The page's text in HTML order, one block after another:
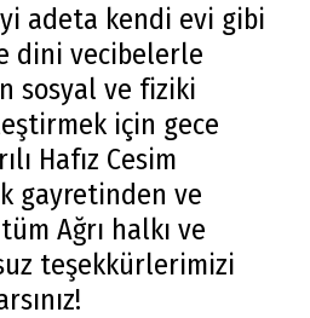
adeta kendi evi gibi
dini vecibelerle
sosyal ve fiziki
için gece
Hafız Cesim
gayretinden ve
Ağrı halkı ve
teşekkürlerimizi